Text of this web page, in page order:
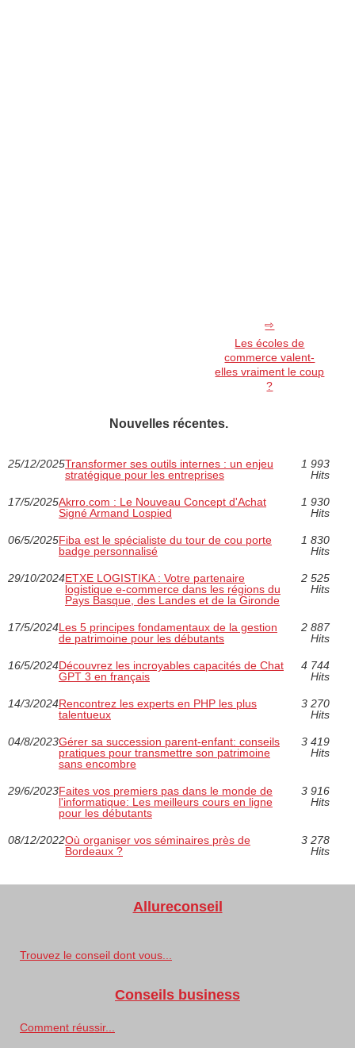
Les écoles de
commerce valent-
elles vraiment le coup
?
Nouvelles récentes.
25/12/2025Transformer ses outils internes : un enjeu
stratégique pour les entreprises
1 993
Hits
17/5/2025Akrro.com : Le Nouveau Concept d'Achat
Signé Armand Lospied
1 930
Hits
06/5/2025Fiba est le spécialiste du tour de cou porte
badge personnalisé
1 830
Hits
29/10/2024ETXE LOGISTIKA : Votre partenaire
logistique e-commerce dans les régions du
Pays Basque, des Landes et de la Gironde
2 525
Hits
17/5/2024Les 5 principes fondamentaux de la gestion
de patrimoine pour les débutants
2 887
Hits
16/5/2024Découvrez les incroyables capacités de Chat
GPT 3 en français
4 744
Hits
14/3/2024Rencontrez les experts en PHP les plus
talentueux
3 270
Hits
04/8/2023Gérer sa succession parent-enfant: conseils
pratiques pour transmettre son patrimoine
sans encombre
3 419
Hits
29/6/2023Faites vos premiers pas dans le monde de
l'informatique: Les meilleurs cours en ligne
pour les débutants
3 916
Hits
08/12/2022Où organiser vos séminaires près de
Bordeaux ?
3 278
Hits
Allureconseil
Trouvez le conseil dont vous...
Conseils business
Comment réussir...